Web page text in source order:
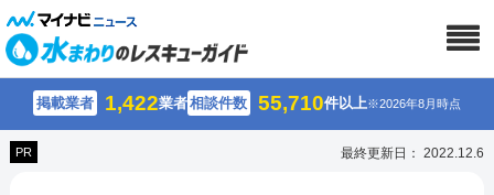
掲載業者 1,422業者相談件数 55,710件以上※2026年8月時点
PR 最終更新日： 2022.12.6